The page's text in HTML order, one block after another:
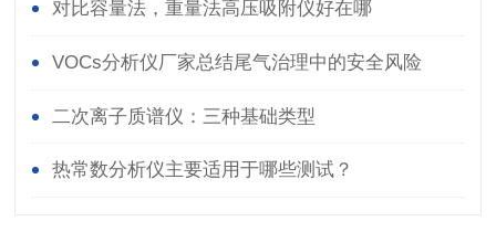
性 对比容量法，重量法高压吸附仪好在哪
VOCs分析仪厂家总结尾气治理中的安全风险
二次离子质谱仪：三种基础类型
热常数分析仪主要适用于哪些测试？